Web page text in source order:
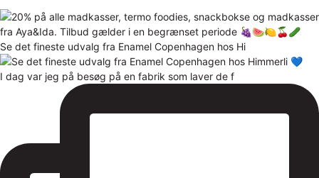
Se det fineste udvalg fra Enamel Copenhagen hos Hi
I dag var jeg på besøg på en fabrik som laver de f